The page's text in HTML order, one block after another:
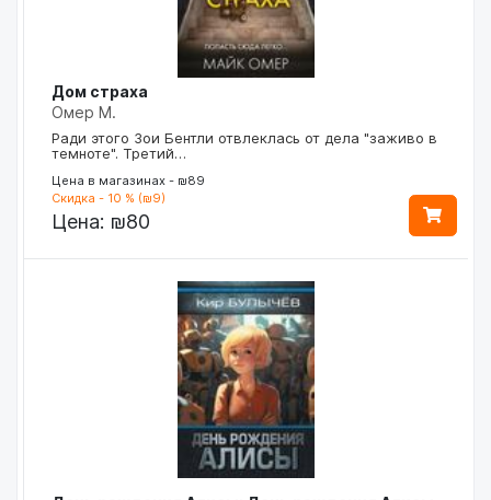
Дом страха
Омер М.
Ради этого Зои Бентли отвлеклась от дела "заживо в
темноте". Третий…
Цена в магазинах - ₪89
Скидка - 10 % (₪9)
Цена: ₪80